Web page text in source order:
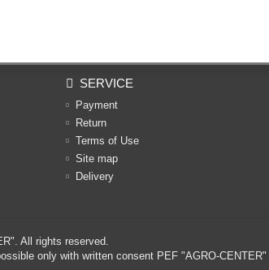
SERVICE
Payment
Return
Terms of Use
Site map
Delivery
. All rights reserved.
only with written consent PEF "AGRO-CENTER"